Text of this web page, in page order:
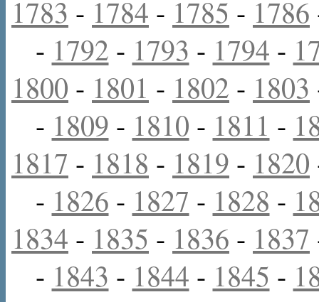
1783 - 1784 - 1785 - 1786
- 1792 - 1793 - 1794 -
1800 - 1801 - 1802 - 1803
- 1809 - 1810 - 1811 -
1817 - 1818 - 1819 - 1820
- 1826 - 1827 - 1828 -
1834 - 1835 - 1836 - 1837
- 1843 - 1844 - 1845 -